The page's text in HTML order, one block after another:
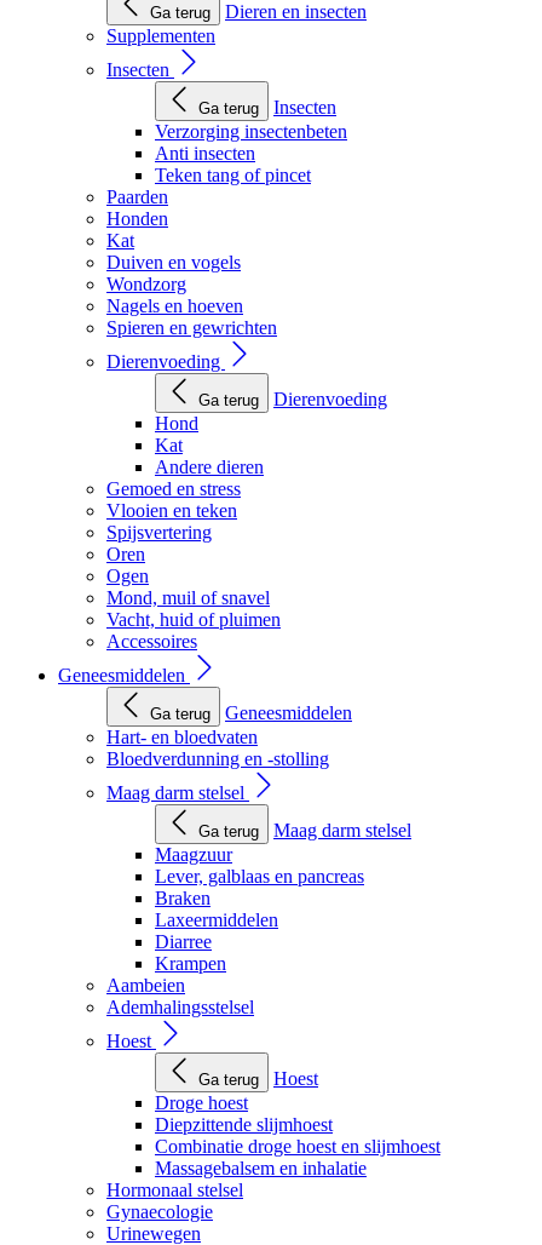
Ga terug
Dieren en insecten
Supplementen
Insecten
Ga terug
Insecten
Verzorging insectenbeten
Anti insecten
Teken tang of pincet
Paarden
Honden
Kat
Duiven en vogels
Wondzorg
Nagels en hoeven
Spieren en gewrichten
Dierenvoeding
Ga terug
Dierenvoeding
Hond
Kat
Andere dieren
Gemoed en stress
Vlooien en teken
Spijsvertering
Oren
Ogen
Mond, muil of snavel
Vacht, huid of pluimen
Accessoires
Geneesmiddelen
Ga terug
Geneesmiddelen
Hart- en bloedvaten
Bloedverdunning en -stolling
Maag darm stelsel
Ga terug
Maag darm stelsel
Maagzuur
Lever, galblaas en pancreas
Braken
Laxeermiddelen
Diarree
Krampen
Aambeien
Ademhalingsstelsel
Hoest
Ga terug
Hoest
Droge hoest
Diepzittende slijmhoest
Combinatie droge hoest en slijmhoest
Massagebalsem en inhalatie
Hormonaal stelsel
Gynaecologie
Urinewegen